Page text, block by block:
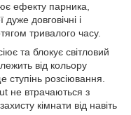
ефекту парника,
довговічні і
тривалого часу.
та блокує світловий
від кольору
розсіювання.
не втрачаються з
кімнати від навіть